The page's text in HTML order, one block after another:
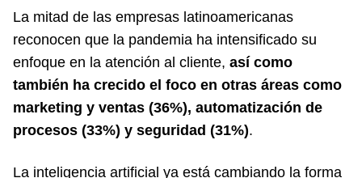
La mitad de las empresas latinoamericanas
reconocen que la pandemia ha intensificado su
enfoque en la atención al cliente, así como
también ha crecido el foco en otras áreas como
marketing y ventas (36%), automatización de
procesos (33%) y seguridad (31%).
La inteligencia artificial ya está cambiando la forma